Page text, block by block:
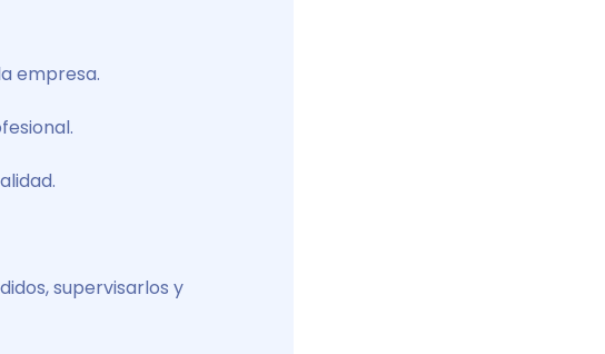
empresa.
supervisarlos y